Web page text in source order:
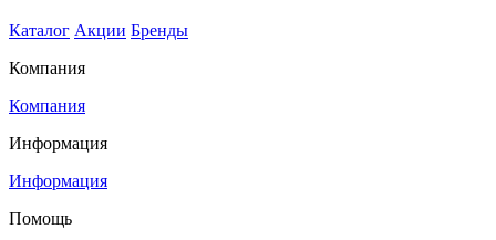
Каталог Акции Бренды
Компания
Компания
Информация
Информация
Помощь